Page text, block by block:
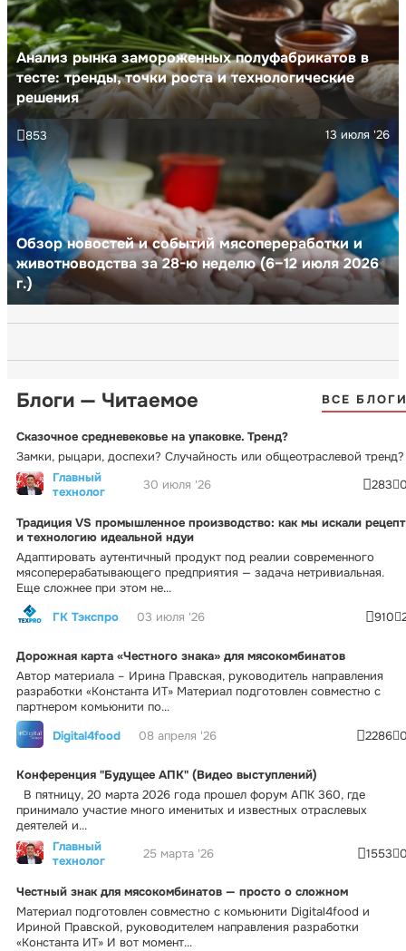
Анализ рынка замороженных полуфабрикатов в
тесте: тренды, точки роста и технологические
решения
Обзор новостей и событий мясопереработки и
животноводства за 28-ю неделю (6–12 июля 2026
г.)
13 июля '26
853
Блоги — Читаемое ВСЕ
Сказочное средневековье на упаковке. Тренд?
Замки, рыцари, доспехи? Случайность или общеотраслевой тренд?
Главный
технолог
30 июля '26 283
Традиция VS промышленное производство: как мы искали рецепт
и технологию идеальной ндуи
Адаптировать аутентичный продукт под реалии современного
мясоперерабатывающего предприятия — задача нетривиальная.
Еще сложнее при этом не...
ГК Тэкспро
03 июля '26 910
Дорожная карта «Честного знака» для мясокомбинатов
Автор материала – Ирина Правская, руководитель направления
разработки «Константа ИТ» Материал подготовлен совместно с
партнером комьюнити по...
Digital4food
08 апреля '26 2286
Конференция "Будущее АПК" (Видео выступлений)
В пятницу, 20 марта 2026 года прошел форум АПК 360, где
принимало участие много именитых и известных отраслевых
деятелей и...
Главный
технолог
25 марта '26 1553
Честный знак для мясокомбинатов — просто о сложном
Материал подготовлен совместно с комьюнити Digital4food и
Ириной Правской, руководителем направления разработки
«Константа ИТ» И вот момент...